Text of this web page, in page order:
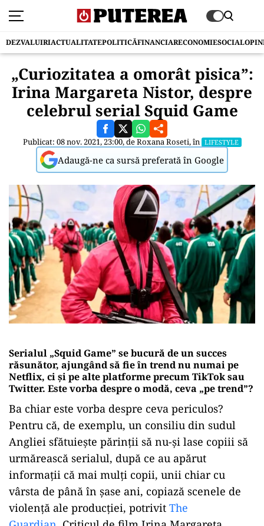
DEZVALUIRIACTUALITATEPOLITICĂFINANCIARECONOMIESOCIAL
„Curiozitatea a omorât pisica”:
Irina Margareta Nistor, despre
celebrul serial Squid Game
Publicat: 08 nov. 2021, 23:00, deRoxana Roseti, în LIFESTYLE
Adaugă-ne ca sursă preferată în Google
Serialul „Squid Game” se bucură de un succes
răsunător, ajungând să fie în trend nu numai pe
Netflix, ci și pe alte platforme precum TikTok sau
Twitter. Este vorba despre o modă, ceva „pe trend”?
Ba chiar este vorba despre ceva periculos?
Pentru că, de exemplu, un consiliu din sudul
Angliei sfătuiește părinții să nu-și lase copiii să
urmărească serialul, după ce au apărut
informații că mai mulți copii, unii chiar cu
vârsta de până în șase ani, copiază scenele de
violență ale producției, potrivit The